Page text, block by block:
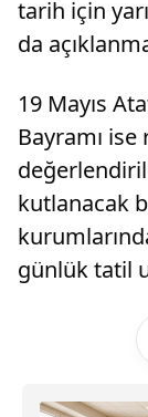
tarih için
da
19 Mayıs
Bayramı
kutlanacak
günlük tatil